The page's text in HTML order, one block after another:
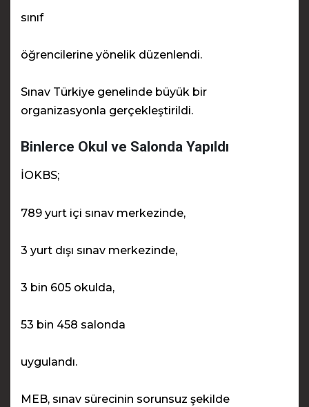
sınıf
öğrencilerine yönelik düzenlendi.
Sınav Türkiye genelinde büyük bir
organizasyonla gerçekleştirildi.
Binlerce Okul ve Salonda Yapıldı
İOKBS;
789 yurt içi sınav merkezinde,
3 yurt dışı sınav merkezinde,
3 bin 605 okulda,
53 bin 458 salonda
uygulandı.
MEB, sınav sürecinin sorunsuz şekilde